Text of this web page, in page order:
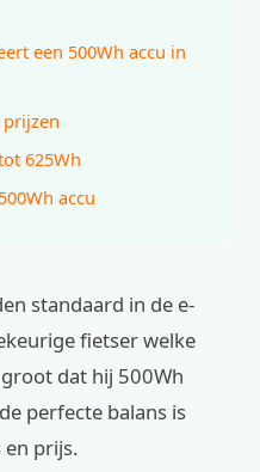
een 500Wh accu in
625Wh
accu
standaard in de e-
fietser welke
dat hij 500Wh
perfecte balans is
prijs.